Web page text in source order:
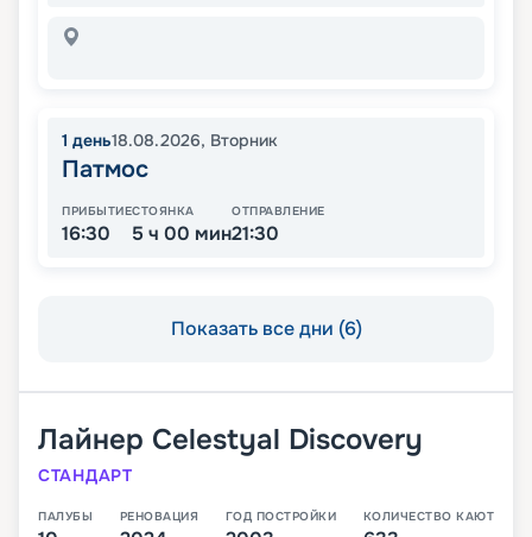
1 день18.08.2026, Вторник
Патмос
ПРИБЫТИЕ
16:30
СТОЯНКА
5 ч 00 мин
ОТПРАВЛЕНИЕ
21:30
Показать все дни (6)
Лайнер Celestyal Discovery
СТАНДАРТ
ПАЛУБЫ РЕНОВАЦИЯ ГОД ПОСТРОЙКИ КОЛИЧЕСТВО КАЮТ